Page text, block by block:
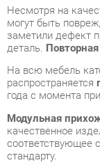
На всю мебель
распространяется
года с момента
Модульная
качественное
соответствующее
стандарту.
Надеемся, вы
будем рады, если
использования,
будущим